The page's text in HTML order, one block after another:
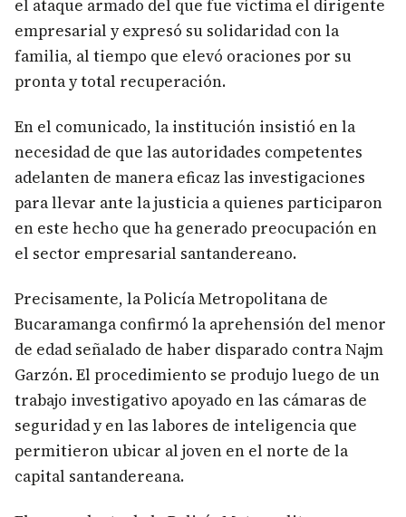
el ataque armado del que fue víctima el dirigente
empresarial y expresó su solidaridad con la
familia, al tiempo que elevó oraciones por su
pronta y total recuperación.
En el comunicado, la institución insistió en la
necesidad de que las autoridades competentes
adelanten de manera eficaz las investigaciones
para llevar ante la justicia a quienes participaron
en este hecho que ha generado preocupación en
el sector empresarial santandereano.
Precisamente, la Policía Metropolitana de
Bucaramanga confirmó la aprehensión del menor
de edad señalado de haber disparado contra Najm
Garzón. El procedimiento se produjo luego de un
trabajo investigativo apoyado en las cámaras de
seguridad y en las labores de inteligencia que
permitieron ubicar al joven en el norte de la
capital santandereana.